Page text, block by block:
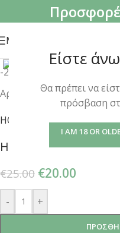
Είστε
Θα πρέπει να
πρόσβαση
I AM 18 OR
MENU
-20%
Click to enlarge
Αρχική σελίδα/Αξεσουάρ/
HOOKAIN
Hookain Bowl Cool
€25.00 €20.00
- +